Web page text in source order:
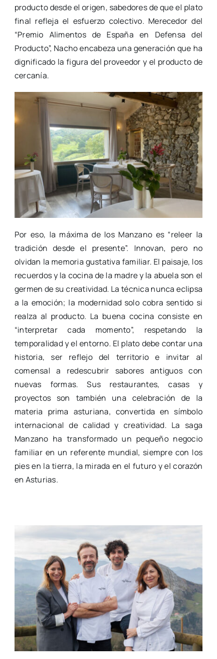
producto desde el origen, sabedores de que el plato
final refleja el esfuerzo colectivo. Merecedor del
“Premio Alimentos de España en Defensa del
Producto”, Nacho encabeza una generación que ha
dignificado la figura del proveedor y el producto de
cercanía.
Por eso, la máxima de los Manzano es “releer la
tradición desde el presente”. Innovan, pero no
olvidan la memoria gustativa familiar. El paisaje, los
recuerdos y la cocina de la madre y la abuela son el
germen de su creatividad. La técnica nunca eclipsa
a la emoción; la modernidad solo cobra sentido si
realza al producto. La buena cocina consiste en
“interpretar cada momento”, respetando la
temporalidad y el entorno. El plato debe contar una
historia, ser reflejo del territorio e invitar al
comensal a redescubrir sabores antiguos con
nuevas formas. Sus restaurantes, casas y
proyectos son también una celebración de la
materia prima asturiana, convertida en símbolo
internacional de calidad y creatividad. La saga
Manzano ha transformado un pequeño negocio
familiar en un referente mundial, siempre con los
pies en la tierra, la mirada en el futuro y el corazón
en Asturias.